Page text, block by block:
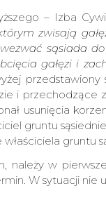
– Izba
zwisają
sąsiada
gałęzi i
przedstawiony
i przechodzące
usunięcia
gruntu
gruntu
należy w
W sytuacji nie